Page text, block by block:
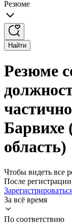
Резюме
Найти
Резюме
Барвихе
область)
Чтобы видеть все
После
За всё время
По соответствию